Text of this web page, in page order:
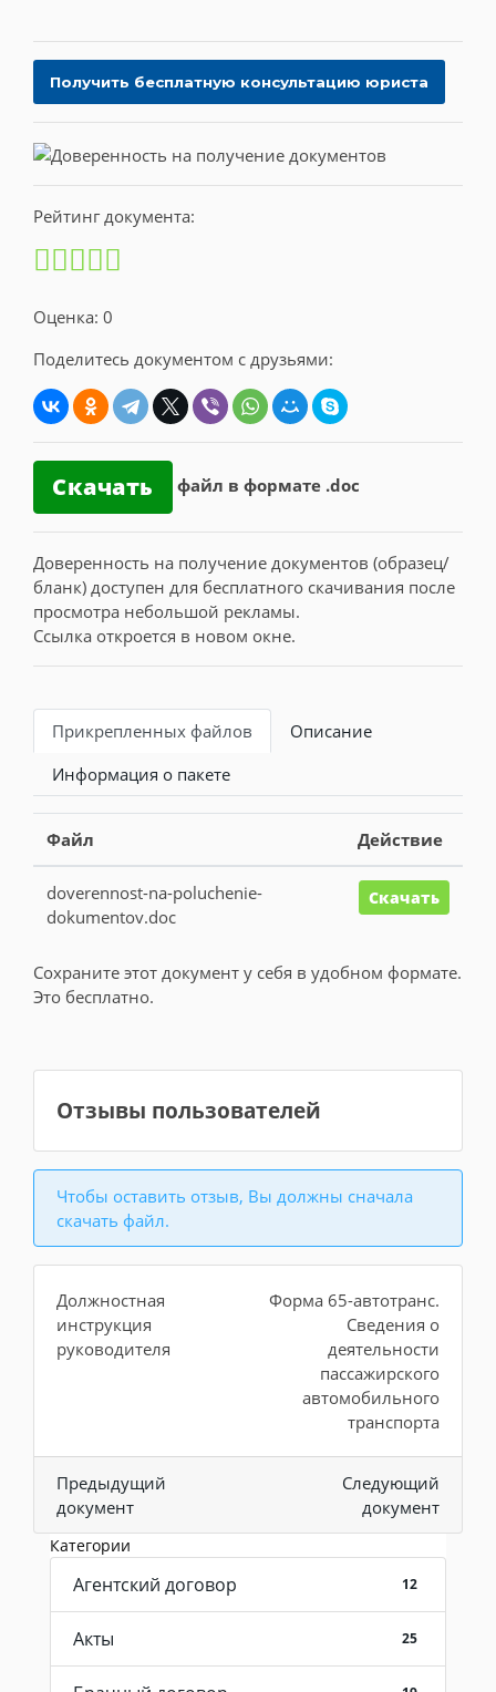
Рейтинг документа:
Оценка: 0
Поделитесь документом с друзьями:
Скачать файл в формате .doc
Доверенность на получение документов (образец/
бланк) доступен для бесплатного скачивания после
просмотра небольшой рекламы.
Ссылка откроется в новом окне.
Прикрепленных файлов
Описание
Информация о пакете
Файл Действие
doverennost-na-poluchenie-
dokumentov.doc
Скачать
Сохраните этот документ у себя в удобном формате.
Это бесплатно.
Отзывы пользователей
Чтобы оставить отзыв, Вы должны сначала
скачать файл.
Должностная
инструкция
руководителя
Форма 65-автотранс.
Сведения о
деятельности
пассажирского
автомобильного
транспорта
Предыдущий
документ
Следующий
документ
Категории
Агентский договор 12
Акты 25